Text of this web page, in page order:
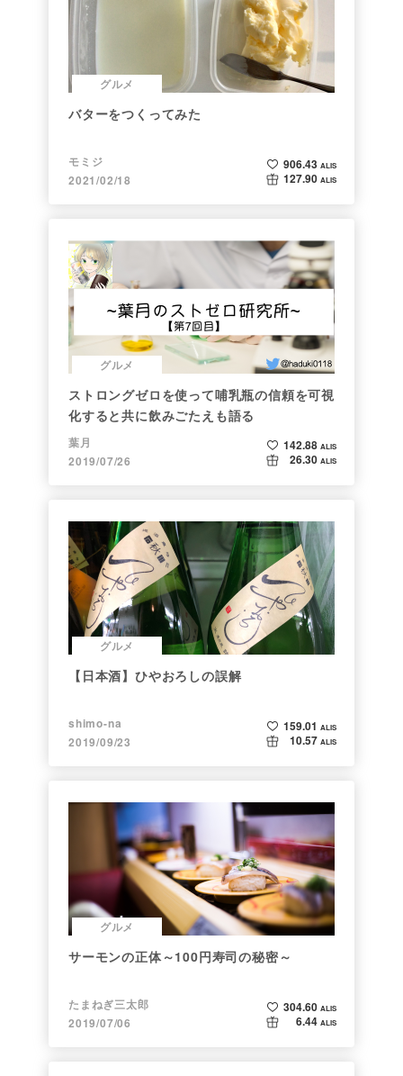
グルメ
バターをつくってみた
モミジ
2021/02/18
906.43 ALIS
127.90 ALIS
グルメ
ストロングゼロを使って哺乳瓶の信頼を可視
化すると共に飲みごたえも語る
葉月
2019/07/26
142.88 ALIS
26.30 ALIS
グルメ
【日本酒】ひやおろしの誤解
shimo-na
2019/09/23
159.01 ALIS
10.57 ALIS
グルメ
サーモンの正体～100円寿司の秘密～
たまねぎ三太郎
2019/07/06
304.60 ALIS
6.44 ALIS